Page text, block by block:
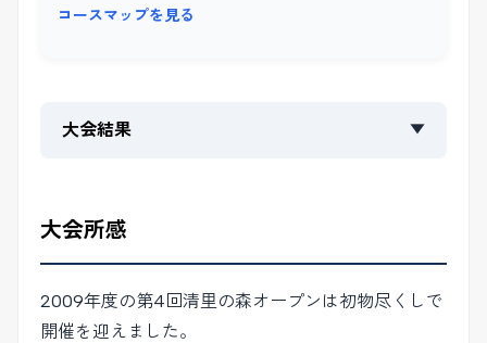
コースマップを見る
大会結果 ▼
大会所感
2009年度の第4回清里の森オープンは初物尽くしで
開催を迎えました。